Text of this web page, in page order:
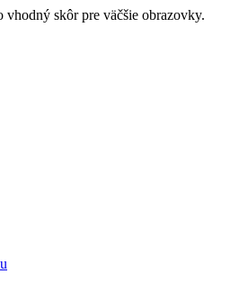
skôr pre väčšie obrazovky.